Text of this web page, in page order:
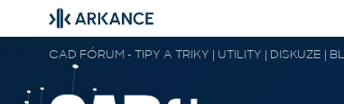
CAD FÓRUM - TIPY A TRIKY | UTILITY | DISKUZE |